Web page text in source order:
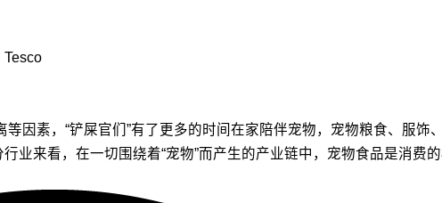
Tesco
因素，“铲屎官们”有了更多的时间在家陪伴宠物，宠物粮食、服
业来看，在一切围绕着“宠物”而产生的产业链中，宠物食品是消费